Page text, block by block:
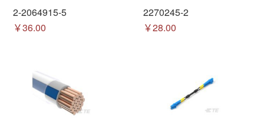
2-2064915-5
￥36.00
2270245-2
￥28.00